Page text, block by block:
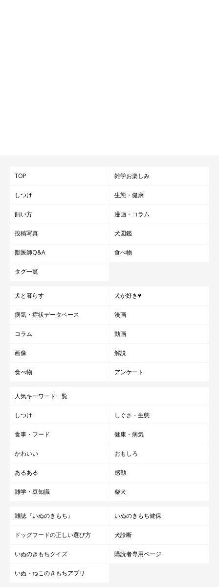
TOP 雑学お楽しみ
しつけ 生態・健康
飼い方 漫画・コラム
投稿写真 犬図鑑
獣医師Q&A 食べ物
タグ一覧
犬と暮らす 犬が好き♥
病気・症状データベース 漫画
コラム 動画
画像 解説
食べ物 アンケート
人気キーワード一覧
しつけ しぐさ・生態
食事・フード 健康・病気
かわいい おもしろ
あるある 感動
雑学・豆知識 柴犬
雑誌『いぬのきもち』 いぬのきもち健保
ドッグフードの正しい選び方 犬診断
いぬのきもちクイズ 購読者専用ページ
いぬ・ねこのきもちアプリ